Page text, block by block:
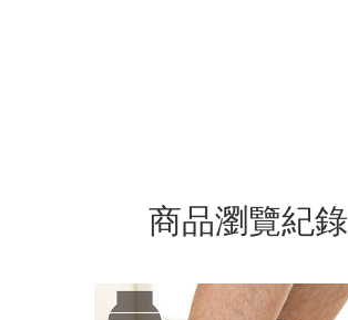
商品瀏覽紀錄